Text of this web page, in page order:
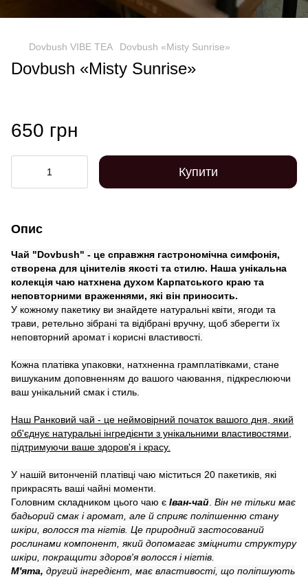
Dovbush VIBE TEA Dovbush «Misty Sunrise»
Dovbush «Misty Sunrise»
650 грн
Купити
Опис
Чай "Dovbush" - це справжня гастрономічна симфонія,
створена для цінителів якості та стилю. Наша унікальна
колекція чаю натхнена духом Карпатського краю та
неповторними враженнями, які він приносить.
У кожному пакетику ви знайдете натуральні квіти, ягоди та
трави, ретельно зібрані та відібрані вручну, щоб зберегти їх
неповторний аромат і корисні властивості.
Кожна платівка упаковки, натхненна грамплатівками, стане
вишуканим доповненням до вашого чаювання, підкреслюючи
ваш унікальний смак і стиль.
Наш Ранковий чай - це неймовірний початок вашого дня, який
об'єднує натуральні інгредієнти з унікальними властивостями,
підтримуючи ваше здоров'я і красу.
У нашій витонченій платівці чаю міститься 20 пакетиків, які
прикрасять ваші чайні моменти.
Головним складником цього чаю є Іван-чай Він не тільки має
бадьорий смак і аромат, але й сприяє поліпшенню стану
шкіри, волосся та нігтів. Це природний застосований
рослинами компонент, який допомагає зміцнити структуру
шкіри, покращити здоров'я волосся і нігтів.
М'ята, другий інгредієнт, має властивості, що поліпшують